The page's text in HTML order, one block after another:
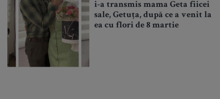
i-a transmis mama Geta fiicei
sale, Getuța, după ce a venit la
ea cu flori de 8 martie